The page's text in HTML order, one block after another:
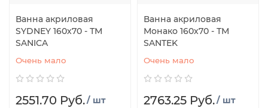
Ванна акриловая
SYDNEY 160х70 - ТМ
SANICA
Очень мало
2551.70 Руб./ шт
Ванна акриловая
Монако 160х70 - ТМ
SANTEK
Очень мало
2763.25 Руб./ шт